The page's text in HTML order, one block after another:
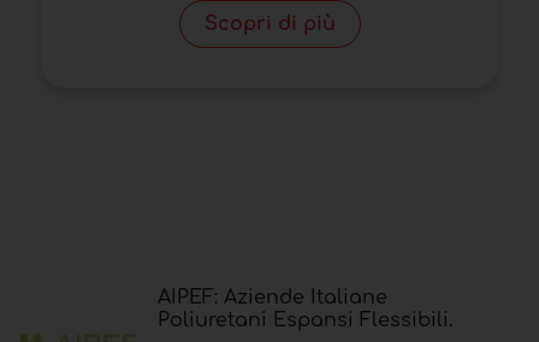
Scopri di più
AIPEF: Aziende Italiane
Poliuretani Espansi Flessibili.